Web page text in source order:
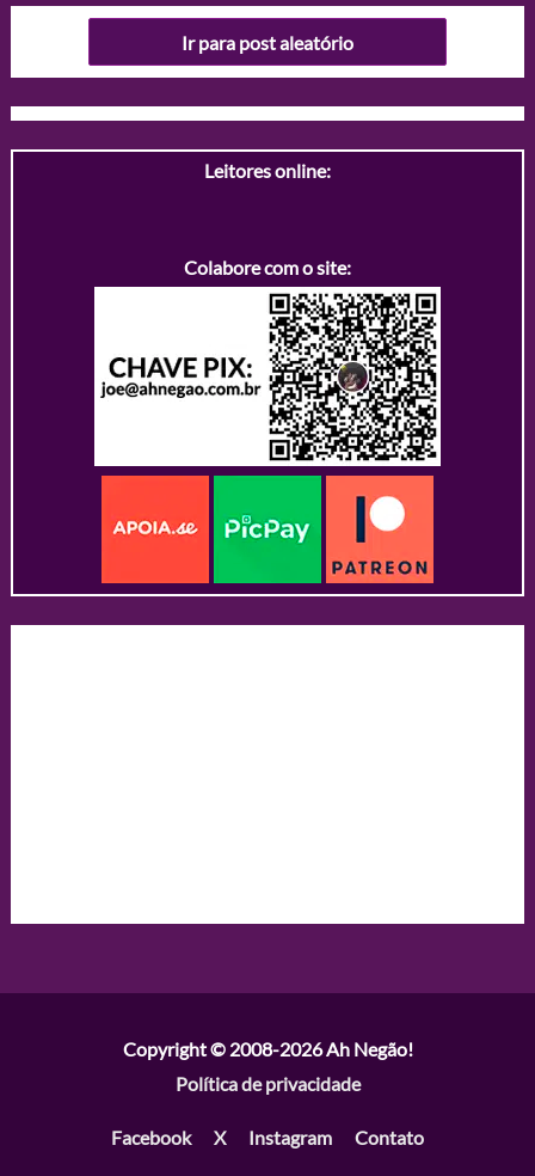
Ir para post aleatório
Leitores online:
Colabore com o site:
Copyright © 2008-2026Ah Negão!
Política de privacidade
Facebook X Instagram Contato